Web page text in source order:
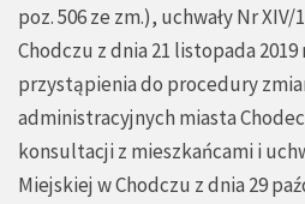
poz. 506 ze zm.), uchwały Nr
Chodczu z dnia 21 listopada
przystąpienia do procedury
administracyjnych miasta
konsultacji z mieszkańcami i
Miejskiej w Chodczu z dnia 29